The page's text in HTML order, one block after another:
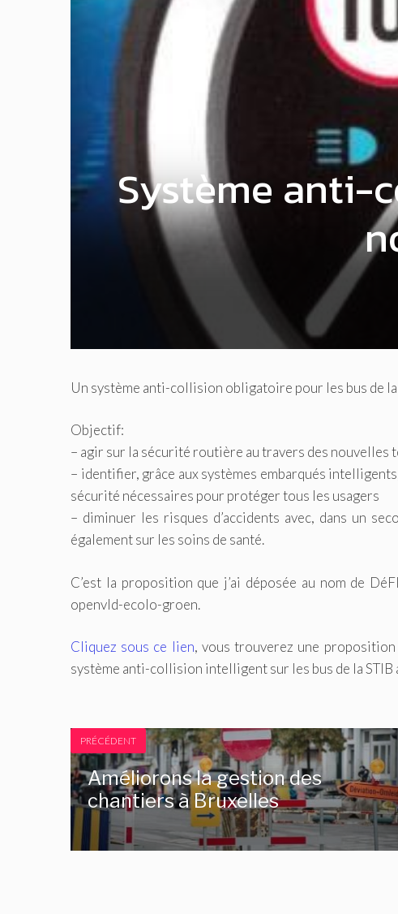
Système anti-
Un système anti-collision obligatoire pour les bus de
Objectif:
– agir sur la sécurité routière au travers des nouvelles
– identifier, grâce aux systèmes embarqués
sécurité nécessaires pour protéger tous les usagers
– diminuer les risques d’accidents avec, dans un
également sur les soins de santé.
C’est la proposition que j’ai déposée au nom de
openvld-ecolo-groen.
Cliquez sous ce lien, vous trouverez une
système anti-collision intelligent sur les bus de la
PRÉCÉDENT
Améliorons la gestion des
chantiers à Bruxelles